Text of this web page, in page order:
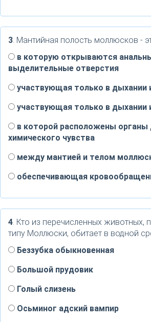
3. Мантийная полость моллюсков -
в которую открываются
выделительные отверстия
участвующая только в дыхании
участвующая только в дыхании
в которой расположены органы
химического чувства
между мантией и телом
обеспечивающая
4. Кто из перечисленных животных,
типу Моллюски, обитает в водной
Беззубка обыкновенная
Большой прудовик
Голый слизень
Осьминог адский вампир